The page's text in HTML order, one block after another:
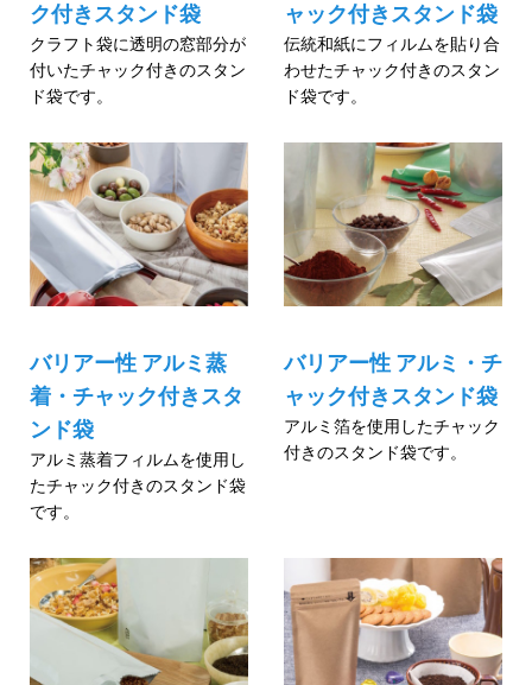
ク付きスタンド袋
クラフト袋に透明の窓部分が
付いたチャック付きのスタン
ド袋です。
ャック付きスタンド袋
伝統和紙にフィルムを貼り合
わせたチャック付きのスタン
ド袋です。
バリアー性 アルミ蒸
着・チャック付きスタ
ンド袋
アルミ蒸着フィルムを使用し
たチャック付きのスタンド袋
です。
バリアー性 アルミ・チ
ャック付きスタンド袋
アルミ箔を使用したチャック
付きのスタンド袋です。